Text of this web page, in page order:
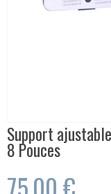
Support
8 Pouces
75,00 €